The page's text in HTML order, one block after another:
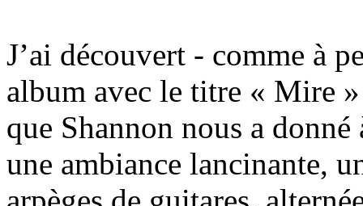
J’ai découvert - comme à
album avec le titre « Mire
que Shannon nous a donné
une ambiance lancinante,